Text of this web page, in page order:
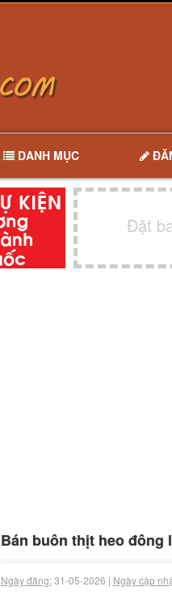
DANH MỤC
Đặt
Bán buôn thịt heo đông
Ngày đăng:31-05-2026 | Ngày cập